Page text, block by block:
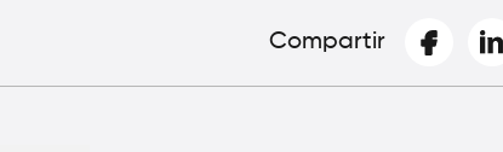
Compartir